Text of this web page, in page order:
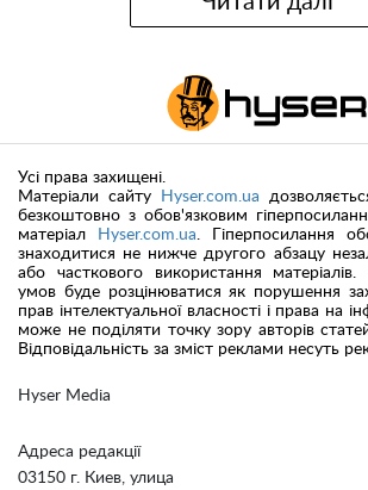
Hyser Media
Адреса редакції
03150 г. Киев, улица
Усі права захищені.
Матеріали сайту
Hyser.com.ua
безкоштовно з обов'язковим
матеріал
Hyser.com.ua . Гіперпосилання
знаходитися не нижче другого абзацу
або часткового використання
умов буде розцінюватися як порушення
прав інтелектуальної власності і права на
може не поділяти точку зору авторів
Відповідальність за зміст реклами несуть